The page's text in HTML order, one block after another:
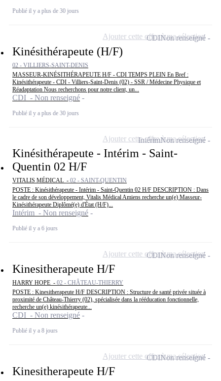
Publié il y a plus de 30 jours
Kinésithérapeute (H/F)
02 - VILLIERS-SAINT-DENIS
MASSEUR-KINÉSITHÉRAPEUTE H/F - CDI TEMPS PLEIN En Bref :
Kinésithérapeute - CDI - Villiers-Saint-Denis (02) - SSR / Médecine Physique et
Réadaptation Nous recherchons pour notre client, un...
CDI - Non renseigné
Publié il y a plus de 30 jours
CDINon renseigné
Ajouter cette offre à ma sélection
Kinésithérapeute - Intérim - Saint-
Quentin 02 H/F
VITALIS MÉDICAL - 02 - SAINT-QUENTIN
POSTE : Kinésithérapeute - Intérim - Saint-Quentin 02 H/F DESCRIPTION : Dans
le cadre de son développement, Vitalis Médical Amiens recherche un(e) Masseur-
Kinésithérapeute Diplômé(e) d'État (H/F)...
Intérim - Non renseigné
Publié il y a 6 jours
IntérimNon renseigné
Ajouter cette offre à ma sélection
Kinesitherapeute H/F
HARRY HOPE - 02 - CHÂTEAU-THIERRY
POSTE : Kinesitherapeute H/F DESCRIPTION : Structure de santé privée située à
proximité de Château-Thierry (02), spécialisée dans la rééducation fonctionnelle,
recherche un(e) kinésithérapeute...
CDI - Non renseigné
Publié il y a 8 jours
CDINon renseigné
Ajouter cette offre à ma sélection
Kinesitherapeute H/F
CDINon renseigné
Ajouter cette offre à ma sélection